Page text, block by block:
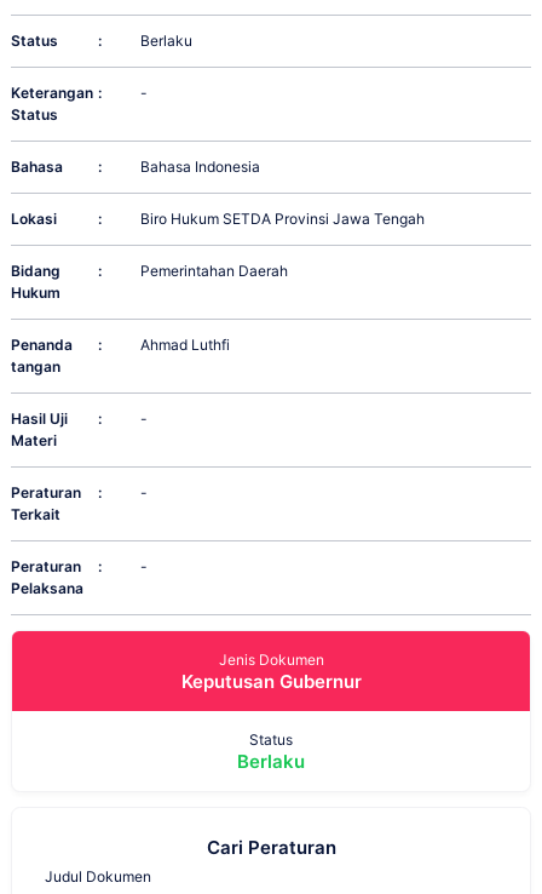
Status : Berlaku
Keterangan
Status
: -
Bahasa : Bahasa Indonesia
Lokasi : Biro Hukum SETDA Provinsi Jawa Tengah
Bidang
Hukum
: Pemerintahan Daerah
Penanda
tangan
: Ahmad Luthfi
Hasil Uji
Materi
: -
Peraturan
Terkait
: -
Peraturan
Pelaksana
: -
Jenis Dokumen
Keputusan Gubernur
Status
Berlaku
Cari Peraturan
Judul Dokumen